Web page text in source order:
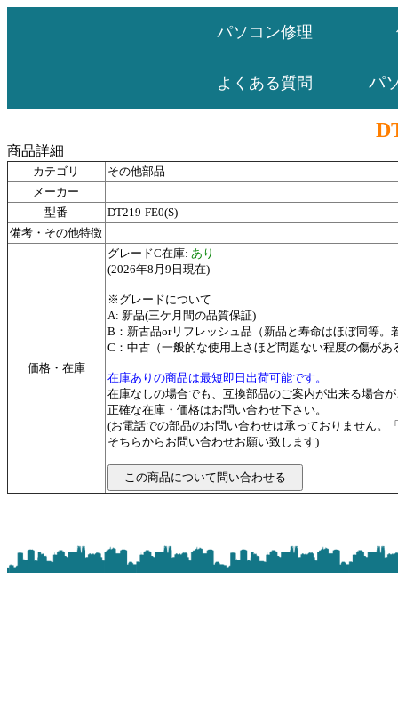
パソコン修理
よくある質問 パ
商品詳細
カテゴリ
その他部品
メーカー
型番
DT219-FE0(S)
備考・その他特徴
価格・在庫
グレードC在庫: あり
(2026年8月9日現在)
※グレードについて
A: 新品(三ケ月間の品質保証)
B：新古品orリフレッシュ品（新品と寿命はほぼ同等
C：中古（一般的な使用上さほど問題ない程度の傷が
在庫ありの商品は最短即日出荷可能です。
在庫なしの場合でも、互換部品のご案内が出来る場合
正確な在庫・価格はお問い合わせ下さい。
(お電話での部品のお問い合わせは承っておりません。
そちらからお問い合わせお願い致します)